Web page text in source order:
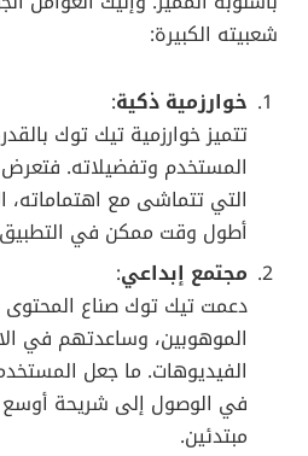
سلوك المستخدمين
لا تقتصر مسألة الفيديوهات
بل إنّها قد غيّرت فعليًا أسلوب
فيما يلي أبرز مظاهر هذا التأثير:
تقليص المحتوى المطوّل
مع انتشار الفيديوهات
الاهتمام بالمحتوى الطويل
المستخدمين، خصوصًا أولئك
16 و24 عامًا. بات هؤلاء